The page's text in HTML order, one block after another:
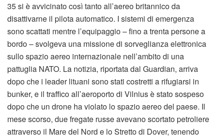
35 si è avvicinato così tanto all’aereo britannico da
disattivarne il pilota automatico. I sistemi di emergenza
sono scattati mentre l’equipaggio – fino a trenta persone a
bordo – svolgeva una missione di sorveglianza elettronica
sullo spazio aereo internazionale nell’ambito di una
pattuglia NATO. La notizia, riportata dal Guardian, arriva
dopo che i leader lituani sono stati costretti a rifugiarsi in
bunker, e il traffico all’aeroporto di Vilnius è stato sospeso
dopo che un drone ha violato lo spazio aereo del paese. Il
mese scorso, due fregate russe avevano scortato petroliere
attraverso il Mare del Nord e lo Stretto di Dover, tenendo